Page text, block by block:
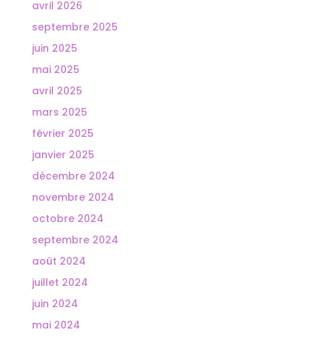
avril 2026
septembre 2025
juin 2025
mai 2025
avril 2025
mars 2025
février 2025
janvier 2025
décembre 2024
novembre 2024
octobre 2024
septembre 2024
août 2024
juillet 2024
juin 2024
mai 2024